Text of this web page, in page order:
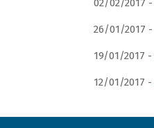
02/02/2017 -
26/01/2017 -
19/01/2017 -
12/01/2017 -